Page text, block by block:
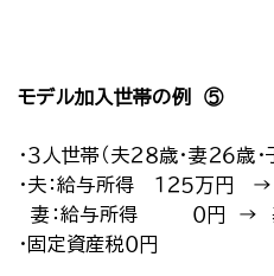
モデル加入世帯の例 ⑤
・３人世帯（夫２８歳・妻２６歳・
・夫：給与所得 １２５万円
妻：給与所得 ０円 →
・固定資産税０円